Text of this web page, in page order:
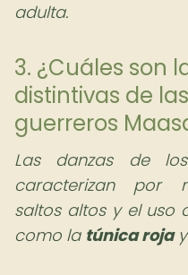
adulta.
3. ¿Cuáles son
distintivas de
guerreros
Las danzas de
caracterizan por
saltos altos y el uso
como la túnica rojay